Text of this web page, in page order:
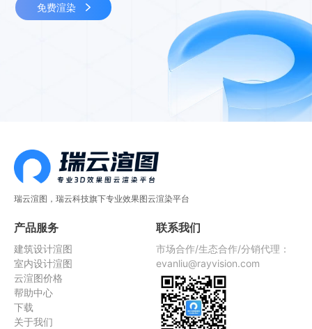
免费渲染
瑞云渲图，瑞云科技旗下专业效果图云渲染平台
产品服务
建筑设计渲图
室内设计渲图
云渲图价格
帮助中心
下载
关于我们
联系我们
市场合作/生态合作/分销代理：
evanliu@rayvision.com